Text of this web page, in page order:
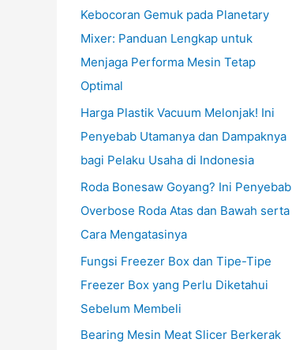
Kebocoran Gemuk pada Planetary
Mixer: Panduan Lengkap untuk
Menjaga Performa Mesin Tetap
Optimal
Harga Plastik Vacuum Melonjak! Ini
Penyebab Utamanya dan Dampaknya
bagi Pelaku Usaha di Indonesia
Roda Bonesaw Goyang? Ini Penyebab
Overbose Roda Atas dan Bawah serta
Cara Mengatasinya
Fungsi Freezer Box dan Tipe-Tipe
Freezer Box yang Perlu Diketahui
Sebelum Membeli
Bearing Mesin Meat Slicer Berkerak